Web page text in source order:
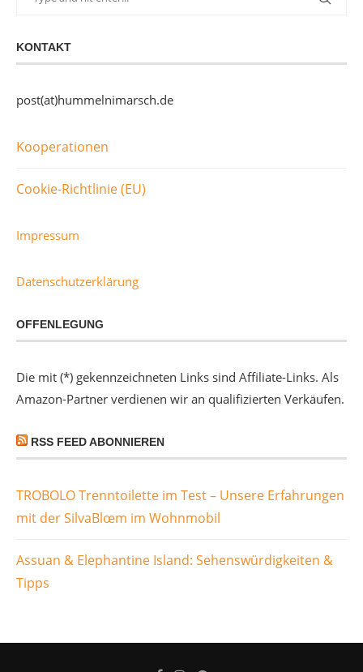
KONTAKT
post(at)hummelnimarsch.de
Kooperationen
Cookie-Richtlinie (EU)
Impressum
Datenschutzerklärung
OFFENLEGUNG
Die mit (*) gekennzeichneten Links sind Affiliate-Links. Als
Amazon-Partner verdienen wir an qualifizierten Verkäufen.
RSS FEED ABONNIEREN
TROBOLO Trenntoilette im Test – Unsere Erfahrungen
mit der SilvaBlœm im Wohnmobil
Assuan & Elephantine Island: Sehenswürdigkeiten &
Tipps